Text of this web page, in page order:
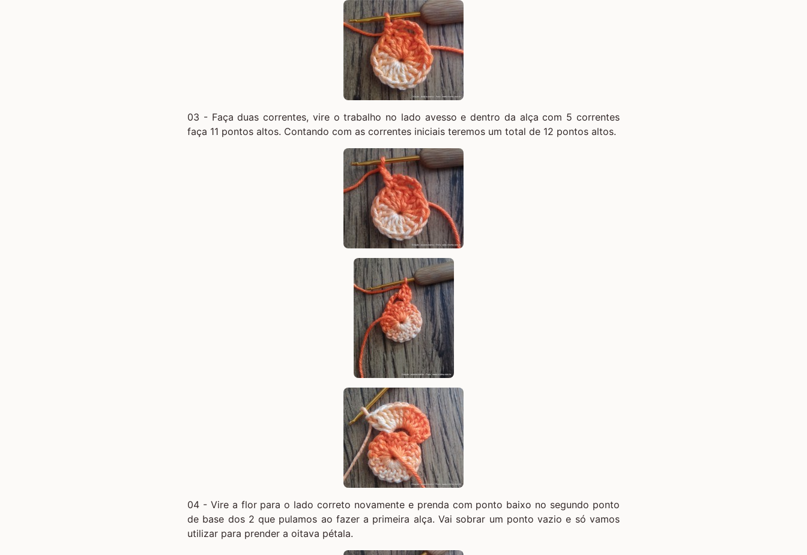
03 - Faça duas correntes, vire o trabalho no lado avesso e dentro da alça com 5 correntes
faça 11 pontos altos. Contando com as correntes iniciais teremos um total de 12 pontos altos.
04 - Vire a flor para o lado correto novamente e prenda com ponto baixo no segundo ponto
de base dos 2 que pulamos ao fazer a primeira alça. Vai sobrar um ponto vazio e só vamos
utilizar para prender a oitava pétala.